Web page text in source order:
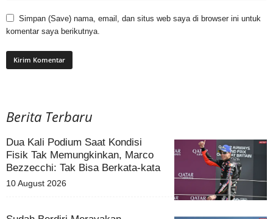
Simpan (Save) nama, email, dan situs web saya di browser ini untuk
komentar saya berikutnya.
Berita Terbaru
Dua Kali Podium Saat Kondisi
Fisik Tak Memungkinkan, Marco
Bezzecchi: Tak Bisa Berkata-kata
10 August 2026